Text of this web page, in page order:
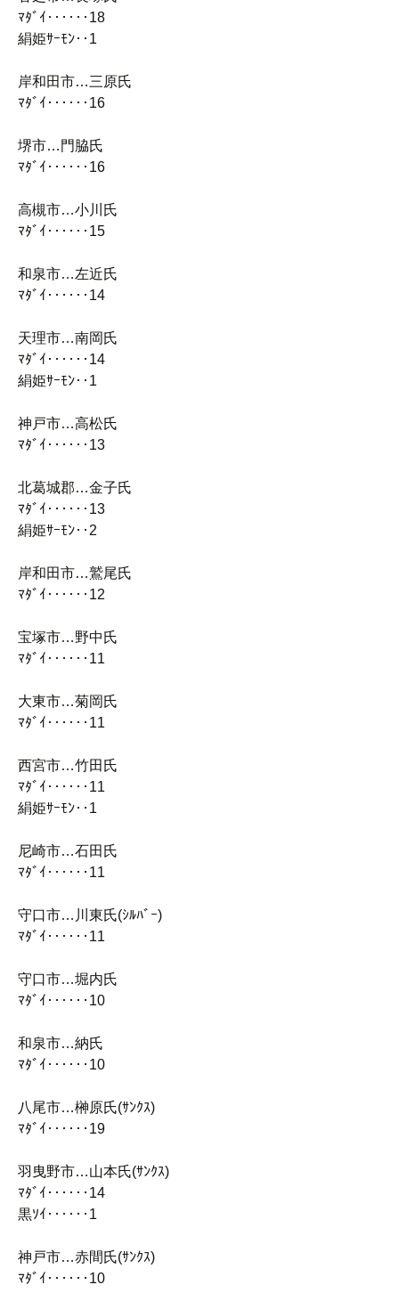
ﾏﾀﾞｲ‥‥‥18
絹姫ｻｰﾓﾝ‥1
岸和田市…三原氏
ﾏﾀﾞｲ‥‥‥16
堺市…門脇氏
ﾏﾀﾞｲ‥‥‥16
高槻市…小川氏
ﾏﾀﾞｲ‥‥‥15
和泉市…左近氏
ﾏﾀﾞｲ‥‥‥14
天理市…南岡氏
ﾏﾀﾞｲ‥‥‥14
絹姫ｻｰﾓﾝ‥1
神戸市…高松氏
ﾏﾀﾞｲ‥‥‥13
北葛城郡…金子氏
ﾏﾀﾞｲ‥‥‥13
絹姫ｻｰﾓﾝ‥2
岸和田市…鷲尾氏
ﾏﾀﾞｲ‥‥‥12
宝塚市…野中氏
ﾏﾀﾞｲ‥‥‥11
大東市…菊岡氏
ﾏﾀﾞｲ‥‥‥11
西宮市…竹田氏
ﾏﾀﾞｲ‥‥‥11
絹姫ｻｰﾓﾝ‥1
尼崎市…石田氏
ﾏﾀﾞｲ‥‥‥11
守口市…川東氏(ｼﾙﾊﾞｰ)
ﾏﾀﾞｲ‥‥‥11
守口市…堀内氏
ﾏﾀﾞｲ‥‥‥10
和泉市…納氏
ﾏﾀﾞｲ‥‥‥10
八尾市…榊原氏(ｻﾝｸｽ)
ﾏﾀﾞｲ‥‥‥19
羽曳野市…山本氏(ｻﾝｸｽ)
ﾏﾀﾞｲ‥‥‥14
黒ｿｲ‥‥‥1
神戸市…赤間氏(ｻﾝｸｽ)
ﾏﾀﾞｲ‥‥‥10